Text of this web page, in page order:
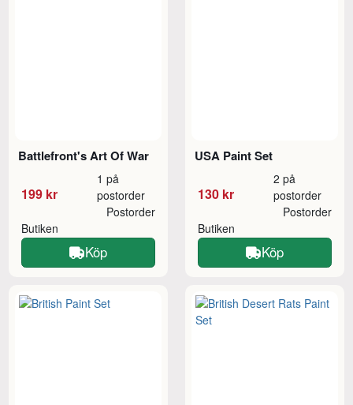
Battlefront's Art Of War
199 kr
1 på
postorder
Butiken
Postorder
Köp
USA Paint Set
130 kr
2 på
postorder
Butiken
Postorder
Köp